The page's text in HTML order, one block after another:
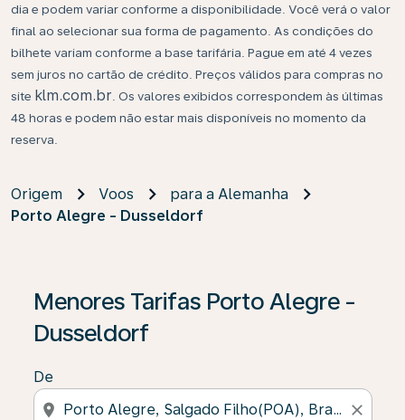
dia e podem variar conforme a disponibilidade. Você verá o valor
final ao selecionar sua forma de pagamento. As condições do
bilhete variam conforme a base tarifária. Pague em até 4 vezes
sem juros no cartão de crédito. Preços válidos para compras no
site klm.com.br . Os valores exibidos correspondem às últimas
48 horas e podem não estar mais disponíveis no momento da
reserva.
Origem Voos
para a Alemanha
Porto Alegre - Dusseldorf
Menores Tarifas Porto Alegre -
Dusseldorf
De
location_on close
Se não forem encontrados resultados, clique em